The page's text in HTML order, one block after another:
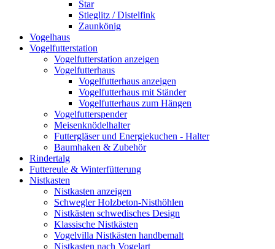
Star
Stieglitz / Distelfink
Zaunkönig
Vogelhaus
Vogelfutterstation
Vogelfutterstation anzeigen
Vogelfutterhaus
Vogelfutterhaus anzeigen
Vogelfutterhaus mit Ständer
Vogelfutterhaus zum Hängen
Vogelfutterspender
Meisenknödelhalter
Futtergläser und Energiekuchen - Halter
Baumhaken & Zubehör
Rindertalg
Futtereule & Winterfütterung
Nistkasten
Nistkasten anzeigen
Schwegler Holzbeton-Nisthöhlen
Nistkästen schwedisches Design
Klassische Nistkästen
Vogelvilla Nistkästen handbemalt
Nistkasten nach Vogelart